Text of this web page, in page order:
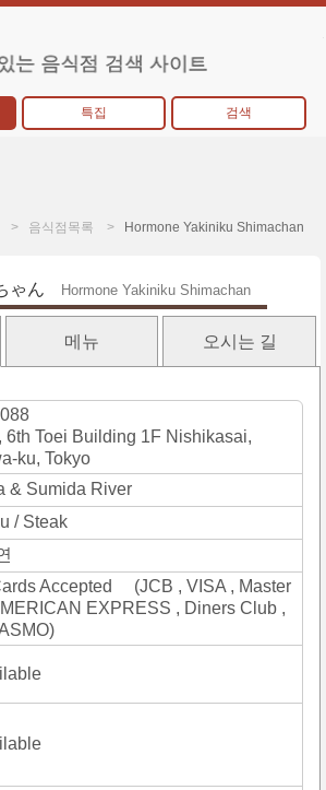
특집 검색
음식점목록 Hormone Yakiniku Shimachan
ゃん Hormone Yakiniku Shimachan
메뉴 오시는 길
6th Toei Building 1F Nishikasai,
ku, Tokyo
& Sumida River
/ Steak
Accepted (JCB , VISA , Master
EXPRESS , Diners Club ,